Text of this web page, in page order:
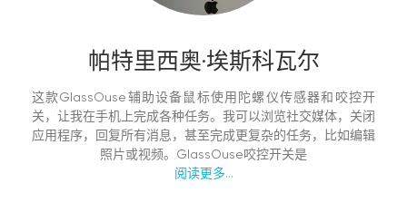
帕特里西奥·埃斯科瓦尔
这款GlassOuse辅助设备鼠标使用陀螺仪传感器和咬控开
关，让我在手机上完成各种任务。我可以浏览社交媒体，关闭
应用程序，回复所有消息，甚至完成更复杂的任务，比如编辑
照片或视频。GlassOuse咬控开关是
阅读更多...